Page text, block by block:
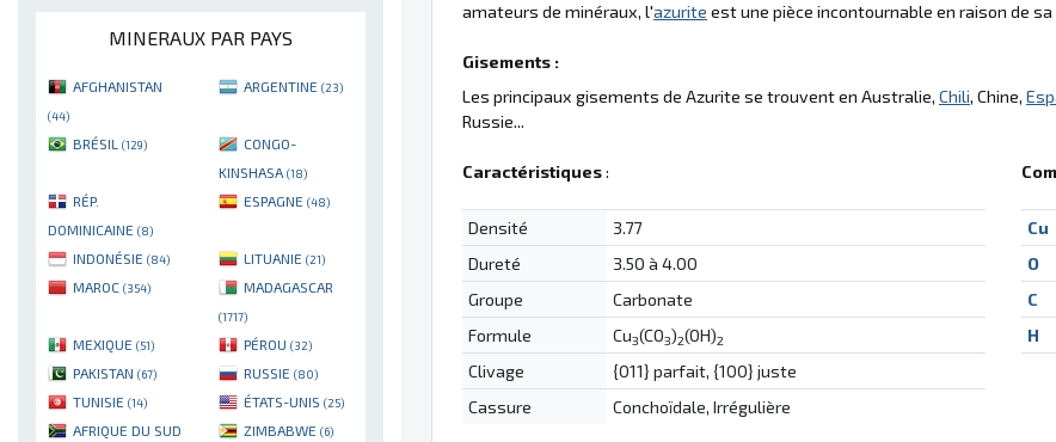
MINERAUX PAR PAYS
AFGHANISTAN
(44)
ARGENTINE (23)
BRÉSIL (129)
CONGO-
KINSHASA (18)
RÉP.
DOMINICAINE (8)
ESPAGNE (48)
INDONÉSIE (84) LITUANIE (21)
MAROC (354) MADAGASCAR
(1717)
MEXIQUE (51) PÉROU (32)
PAKISTAN (67) RUSSIE (80)
TUNISIE (14) ÉTATS-UNIS (25)
AFRIQUE DU SUD ZIMBABWE (6)
amateurs de minéraux, l'azurite est une pièce incontournable en raison de
Gisements :
Les principaux gisements de Azurite se trouvent en Australie, Chili, Chine,
Russie...
Caractéristiques:
Densité
3.77
Dureté
3.50 à 4.00
Groupe
Carbonate
Formule
Cu3(CO3)2(OH)2
Clivage
{011} parfait, {100} juste
Cassure
Conchoïdale, Irrégulière
Cu
O
C
H